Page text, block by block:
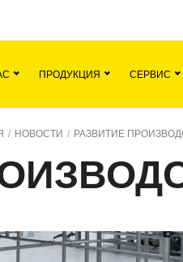
ПРОДУКЦИЯ СЕРВИС
/ НОВОСТИ / РАЗВИТИЕ